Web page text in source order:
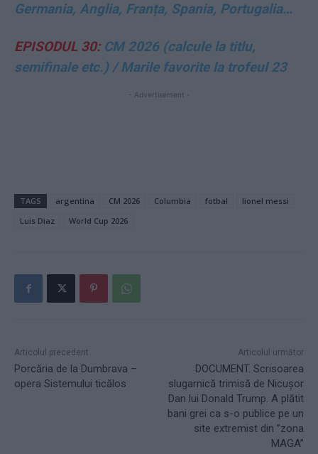
Germania, Anglia, Franța, Spania, Portugalia…
EPISODUL 30:CM 2026 (calcule la titlu,
semifinale etc.) / Marile favorite la trofeul 23
- Advertisement -
TAGS argentina CM 2026 Columbia fotbal
lionel messi
Luis Diaz
World Cup 2026
Articolul precedent
Porcăria de la Dumbrava –
opera Sistemului ticălos
Articolul următor
DOCUMENT. Scrisoarea
slugarnică trimisă de Nicușor
Dan lui Donald Trump. A plătit
bani grei ca s-o publice pe un
site extremist din ”zona
MAGA”